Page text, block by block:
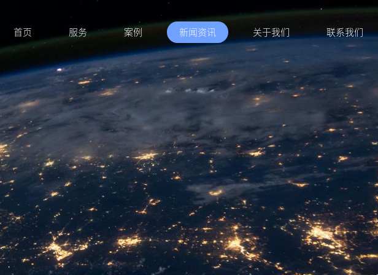
首页 服务 案例 新闻资讯 关于我们 联系我们